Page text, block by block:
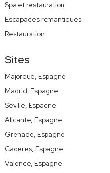
Spa et restauration
Escapades romantiques
Restauration
Sites
Majorque, Espagne
Madrid, Espagne
Séville, Espagne
Alicante, Espagne
Grenade, Espagne
Caceres, Espagne
Valence, Espagne